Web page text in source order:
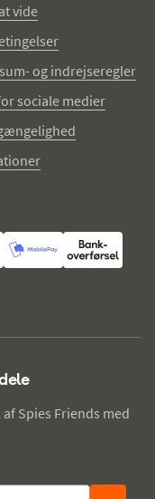
vide
og indrejseregler
sociale medier
Spies Friends med